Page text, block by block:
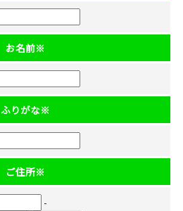
お名前※
ふりがな※
ご住所※
-